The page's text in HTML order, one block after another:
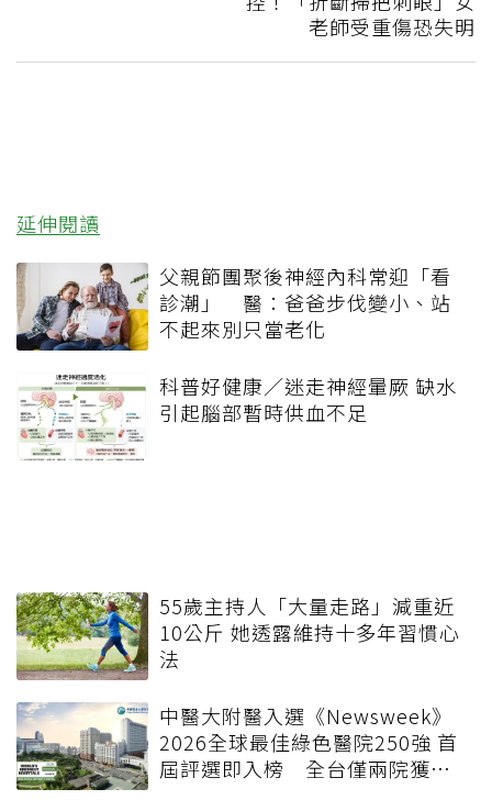
老師受重傷恐失明
延伸閱讀
父親節團聚後神經內科常迎「看
診潮」 醫：爸爸步伐變小、站
不起來別只當老化
科普好健康／迷走神經暈厥 缺水
引起腦部暫時供血不足
55歲主持人「大量走路」減重近
10公斤 她透露維持十多年習慣心
法
中醫大附醫入選《Newsweek》
2026全球最佳綠色醫院250強 首
屆評選即入榜 全台僅兩院獲